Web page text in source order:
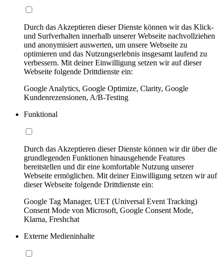
Durch das Akzeptieren dieser Dienste können wir das Klick-
und Surfverhalten innerhalb unserer Webseite nachvollziehen
und anonymisiert auswerten, um unsere Webseite zu
optimieren und das Nutzungserlebnis insgesamt laufend zu
verbessern. Mit deiner Einwilligung setzen wir auf dieser
Webseite folgende Drittdienste ein:
Google Analytics, Google Optimize, Clarity, Google
Kundenrezensionen, A/B-Testing
Funktional
Durch das Akzeptieren dieser Dienste können wir dir über die
grundlegenden Funktionen hinausgehende Features
bereitstellen und dir eine komfortable Nutzung unserer
Webseite ermöglichen. Mit deiner Einwilligung setzen wir auf
dieser Webseite folgende Drittdienste ein:
Google Tag Manager, UET (Universal Event Tracking)
Consent Mode von Microsoft, Google Consent Mode,
Klarna, Freshchat
Externe Medieninhalte